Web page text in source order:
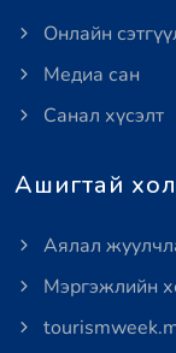
Онлайн
Медиа сан
Санал хүсэлт
Ашигтай
Аялал
Мэргэжлийн